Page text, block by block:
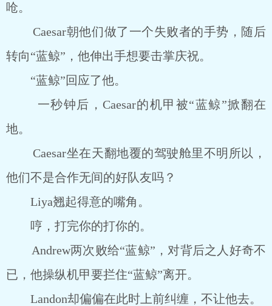
呛。
Caesar朝他们做了一个失败者的手势，随后
转向“蓝鲸”，他伸出手想要击掌庆祝。
“蓝鲸”回应了他。
一秒钟后，Caesar的机甲被“蓝鲸”掀翻在
地。
Caesar坐在天翻地覆的驾驶舱里不明所以，
他们不是合作无间的好队友吗？
Liya翘起得意的嘴角。
哼，打完你的打你的。
Andrew两次败给“蓝鲸”，对背后之人好奇不
已，他操纵机甲要拦住“蓝鲸”离开。
Landon却偏偏在此时上前纠缠，不让他去。